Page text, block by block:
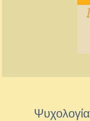
Ψυχολογία